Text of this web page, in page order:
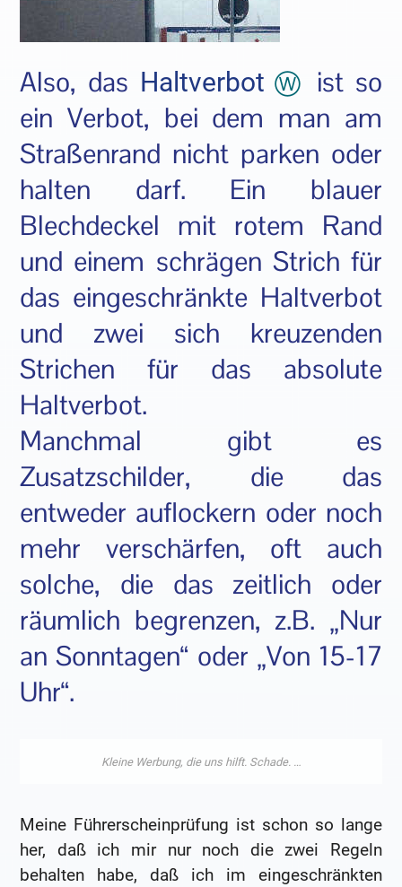
Also, das Haltverbot
ist so
ein Verbot, bei dem man am
Straßenrand nicht parken oder
halten darf. Ein blauer
Blechdeckel mit rotem Rand
und einem schrägen Strich für
das eingeschränkte Haltverbot
und zwei sich kreuzenden
Strichen für das absolute
Haltverbot.
Manchmal gibt es
Zusatzschilder, die das
entweder auflockern oder noch
mehr verschärfen, oft auch
solche, die das zeitlich oder
räumlich begrenzen, z.B. „Nur
an Sonntagen“ oder „Von 15-17
Uhr“.
Meine Führerscheinprüfung ist schon so lange
her, daß ich mir nur noch die zwei Regeln
behalten habe, daß ich im eingeschränkten